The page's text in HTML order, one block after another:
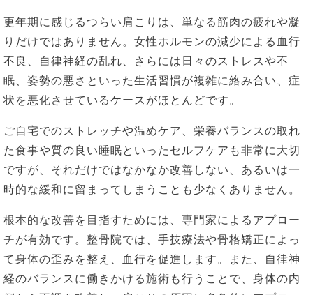
更年期に感じるつらい肩こりは、単なる筋肉の疲れや凝
りだけではありません。女性ホルモンの減少による血行
不良、自律神経の乱れ、さらには日々のストレスや不
眠、姿勢の悪さといった生活習慣が複雑に絡み合い、症
状を悪化させているケースがほとんどです。
ご自宅でのストレッチや温めケア、栄養バランスの取れ
た食事や質の良い睡眠といったセルフケアも非常に大切
ですが、それだけではなかなか改善しない、あるいは一
時的な緩和に留まってしまうことも少なくありません。
根本的な改善を目指すためには、専門家によるアプロー
チが有効です。整骨院では、手技療法や骨格矯正によっ
て身体の歪みを整え、血行を促進します。また、自律神
経のバランスに働きかける施術も行うことで、身体の内